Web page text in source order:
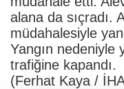
alana da sıçradı.
müdahalesiyle
Yangın nedeniyle
trafiğine kapandı.
(Ferhat Kaya /